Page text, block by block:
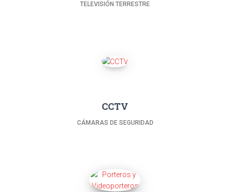
TELEVISIÓN TERRESTRE
CCTV
CÁMARAS DE SEGURIDAD